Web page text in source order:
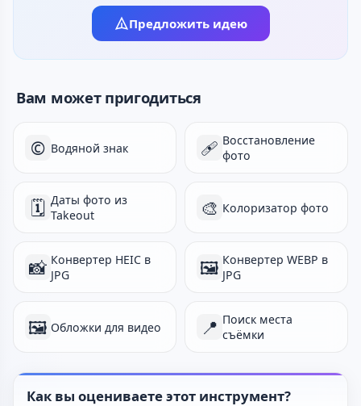
Предложить идею
Вам может пригодиться
©️ Водяной знак 🩹 Восстановление
фото
🗓 Даты фото из
Takeout
🎨 Колоризатор фото
📸 Конвертер HEIC в
JPG
🖼️ Конвертер WEBP в
JPG
🖼️ Обложки для видео 📍 Поиск места
съёмки
Как вы оцениваете этот инструмент?